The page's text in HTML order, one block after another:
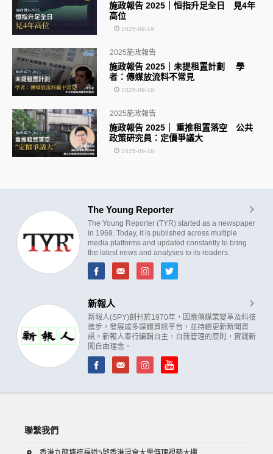
施政報告 2025｜恒指升足全日 見4年
高位
2025-09-19
施政報告 2025｜未提租置計劃 學
者：傳媒放流料不常見
2025施政報告
2025-09-18
施政報告 2025｜ 重推租置落空 公共
政策研究員：定價爭議大
2025施政報告
2025-09-18
The Young Reporter
The Young Reporter (TYR) started as a newspaper
in 1969. Today, it is published across multiple
media platforms and updated constantly to bring
the latest news and analyses to its readers.
新報人
新報人(SPY)創刊於1970年，因應傳媒業變革及科技
進步，發展成多媒體資訊平台，並持續更新新聞資
訊。新報人奉行編輯自主，自我管理的原則，實踐新
聞自由理念。
聯繫我們